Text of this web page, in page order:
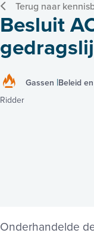
Terug naar
Besluit
Gassen Beleid
Ridder
Onderhandelde